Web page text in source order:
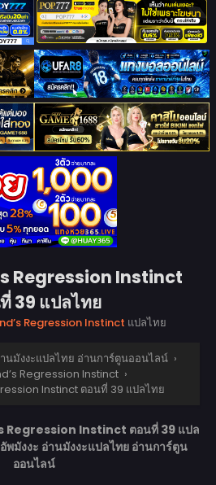
Regression Instinct
39 แปลไทย
Regression Instinct แปลไทย
นมังงะแปลไทย อ่านการ์ตูนออนไลน์ ›
Regression Instinct ›
Instinct ตอนที่ 39 แปลไทย
Regression Instinct ตอนที่ 39 แปล
มังงะ อ่านมังงะแปลไทย อ่านการ์ตูน
ออนไลน์